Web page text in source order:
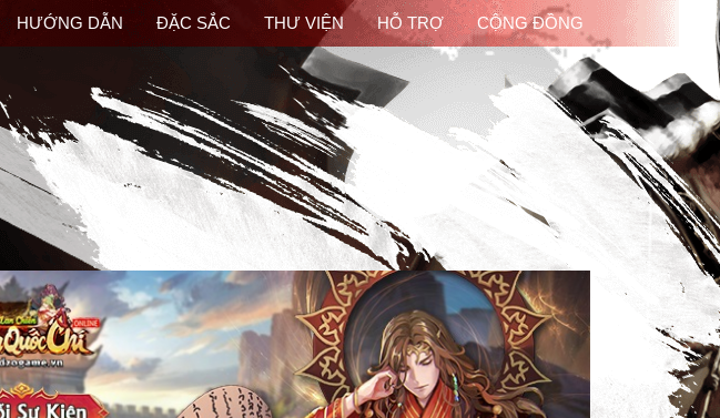
HƯỚNG DẪN ĐẶC SẮC THƯ VIỆN HỖ TRỢ CỘNG ĐỒNG